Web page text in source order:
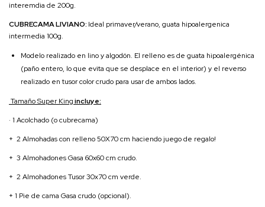
interemdia de 200g.
CUBRECAMA LIVIANO: Ideal primaver/verano, guata hipoalergenica
intermedia 100g.
Modelo realizado en lino y algodón. El relleno es de guata hipoalergénica
(paño entero, lo que evita que se desplace en el interior) y el reverso
realizado en tusor color crudo para usar de ambos lados.
Tamaño Super Kingincluye:
· 1 Acolchado (o cubrecama)
+ 2 Almohadas con relleno 50X70 cm haciendo juego de regalo!
+ 3 Almohadones Gasa 60x60 cm crudo.
+ 2 Almohadones Tusor 30x70 cm verde.
+ 1 Pie de cama Gasa crudo (opcional).